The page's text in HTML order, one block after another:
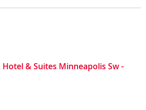
& Suites Minneapolis Sw -